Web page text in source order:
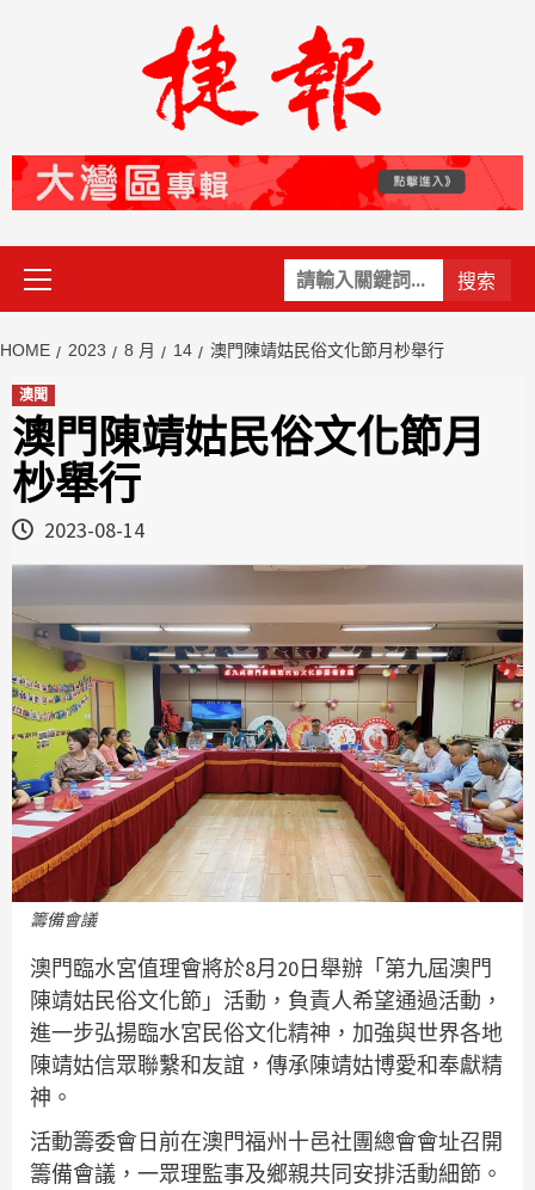
關
鍵
Primary
Menu
HOME 2023 8 月 14 澳門陳靖姑民俗文化節月杪舉行
澳聞
澳門陳靖姑民俗文化節月
杪舉行
2023-08-14
籌備會議
澳門臨水宮值理會將於8月20日舉辦「第九屆澳門
陳靖姑民俗文化節」活動，負責人希望通過活動，
進一步弘揚臨水宮民俗文化精神，加強與世界各地
陳靖姑信眾聯繫和友誼，傳承陳靖姑博愛和奉獻精
神。
活動籌委會日前在澳門福州十邑社團總會會址召開
籌備會議，一眾理監事及鄉親共同安排活動細節。